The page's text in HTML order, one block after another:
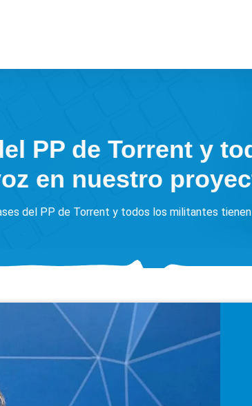
PP de Torrent y
en nuestro
del PP de Torrent y todos los militantes